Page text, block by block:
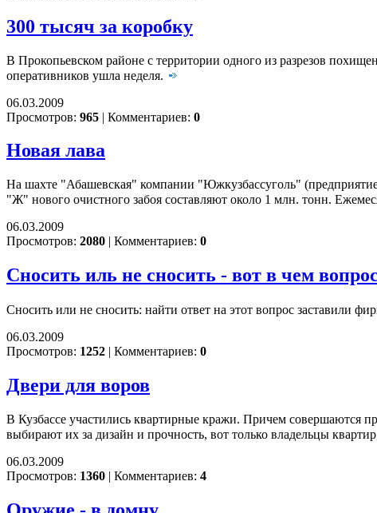
300 тысяч за коробку
В Прокопьевском районе с территории одного из разрезов
оперативников ушла неделя.
06.03.2009
Просмотров: 965 | Комментариев: 0
Новая лава
На шахте "Абашевская" компании "Южкузбассуголь"
"Ж" нового очистного забоя составляют около 1 млн. тонн.
06.03.2009
Просмотров: 2080 | Комментариев: 0
Сносить иль не сносить - вот в чем вопрос
Сносить или не сносить: найти ответ на этот вопрос заставили
06.03.2009
Просмотров: 1252 | Комментариев: 0
Двери для воров
В Кузбассе участились квартирные кражи. Причем совершаются
выбирают их за дизайн и прочность, вот только владельцы
06.03.2009
Просмотров: 1360 | Комментариев: 4